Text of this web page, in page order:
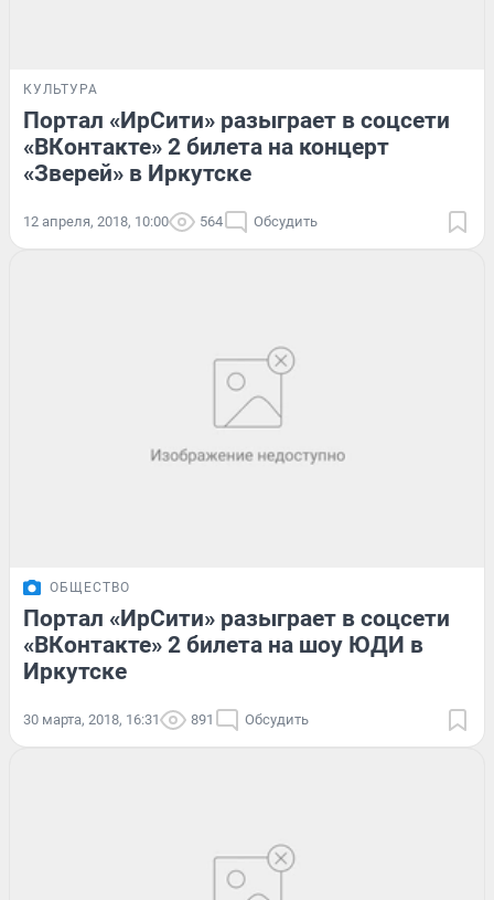
КУЛЬТУРА
Портал «ИрСити» разыграет в соцсети
«ВКонтакте» 2 билета на концерт
«Зверей» в Иркутске
12 апреля, 2018, 10:00 564 Обсудить
ОБЩЕСТВО
Портал «ИрСити» разыграет в соцсети
«ВКонтакте» 2 билета на шоу ЮДИ в
Иркутске
30 марта, 2018, 16:31 891 Обсудить